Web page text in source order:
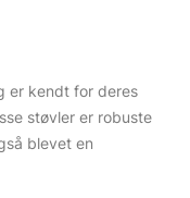
er kendt for deres
støvler er robuste
blevet en